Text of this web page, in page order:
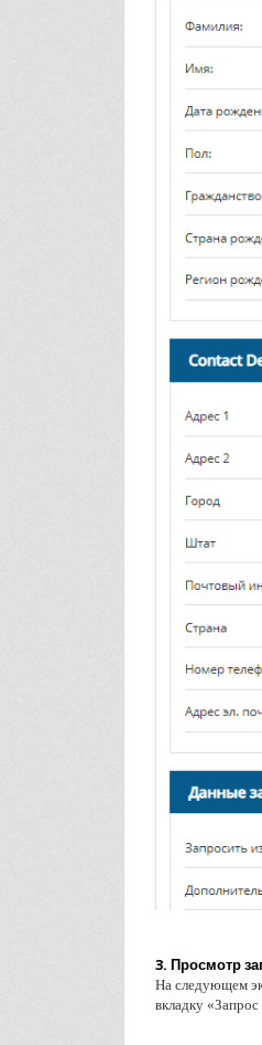
3. Просмотр
На следующем
вкладку